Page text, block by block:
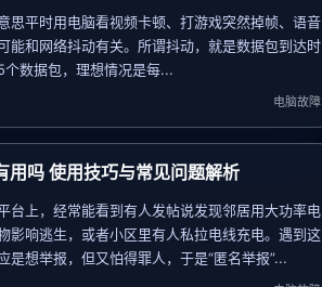
思平时用电脑看视频卡顿、打游戏突然掉帧、语音
能和网络抖动有关。所谓抖动，就是数据包到达时
数据包，理想情况是每...
电脑故障
用吗 使用技巧与常见问题解析
台上，经常能看到有人发帖说发现邻居用大功率电
影响逃生，或者小区里有人私拉电线充电。遇到这
是想举报，但又怕得罪人，于是“匿名举报”...